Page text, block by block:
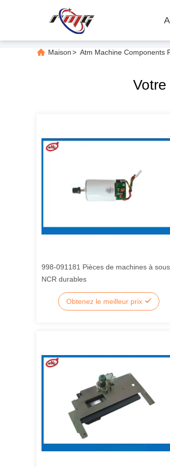
Maison> Atm Machine Components
998-091181 Pièces de machines à sous
NCR durables
Obtenez le meilleur prix